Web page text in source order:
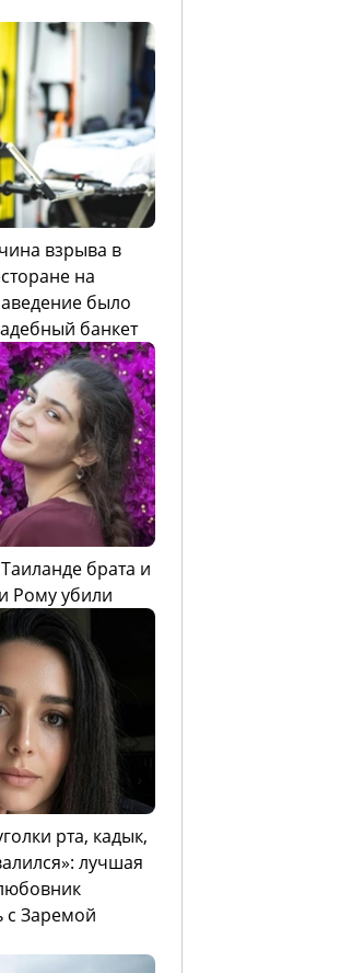
взрыва в
на
было
банкет
брата и
Рому убили
рта, кадык,
лучшая
с Заремой